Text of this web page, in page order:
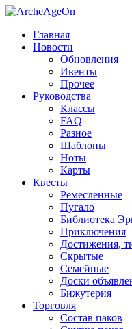
Главная
Новости
Обновления
Ивенты
Прочее
Руководства
Классы
FAQ
Разное
Шаблоны
Ноты
Карты
Квесты
Ремесленные
Пугало
Библиотека
Приключения
Достижения,
Скрытые
Семейные
Доски
Бижутерия
Торговля
Состав паков